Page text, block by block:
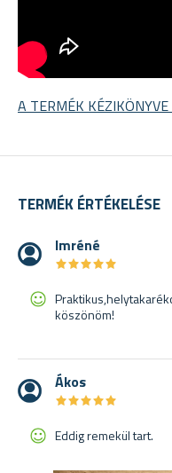
A TERMÉK
TERMÉK ÉRTÉKELÉSE
Imréné
★★★★★
★★★★★
köszönöm!
Ákos
★★★★★
★★★★★
Eddig remekül tart.